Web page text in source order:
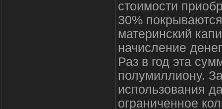
стоимости
30%
материнский
начисление
Раз в год эта
полумиллиону.
использования
ограниченное